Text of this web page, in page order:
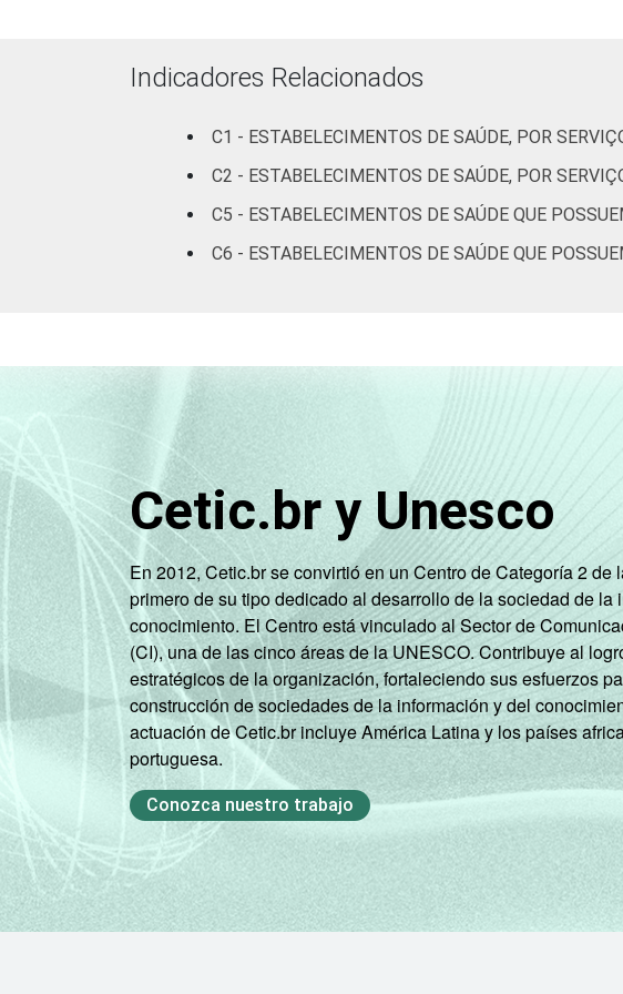
Fonte: Núcleo de Informação e Coordenação do
Indicadores Relacionados
C1 - ESTABELECIMENTOS DE SAÚDE, POR
C2 - ESTABELECIMENTOS DE SAÚDE, POR
C5 - ESTABELECIMENTOS DE SAÚDE QUE
C6 - ESTABELECIMENTOS DE SAÚDE QUE
Cetic.br y Unesco
En 2012, Cetic.br se convirtió en un Centro de Categoría 2 de
primero de su tipo dedicado al desarrollo de la sociedad de la
conocimiento. El Centro está vinculado al Sector de
(CI), una de las cinco áreas de la UNESCO. Contribuye al
estratégicos de la organización, fortaleciendo sus esfuerzos
construcción de sociedades de la información y del
actuación de Cetic.br incluye América Latina y los países
portuguesa.
Conozca nuestro trabajo